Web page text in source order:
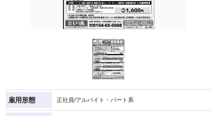
雇用形態 正社員/アルバイト・パート系